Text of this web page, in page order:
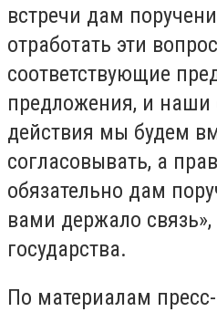
встречи дам
отработать эти
соответствующие
предложения, и наши
действия мы будем
согласовывать, а
обязательно дам
вами держало связь»,
государства.
По материалам